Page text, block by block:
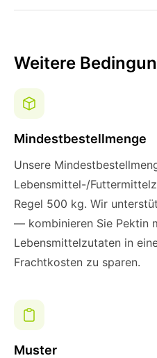
Weitere
Mindestbestellmenge
Unsere
Lebensmittel-/
Regel 500 kg. Wir
— kombinieren Sie Pektin
Lebensmittelzutaten in
Frachtkosten zu sparen.
Muster